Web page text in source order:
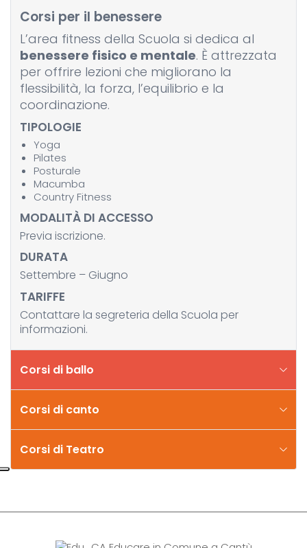
Corsi per il benessere
L’area fitness della Scuola si dedica al
benessere fisico e mentale. È attrezzata
per offrire lezioni che migliorano la
flessibilità, la forza, l’equilibrio e la
coordinazione.
TIPOLOGIE
Yoga
Pilates
Posturale
Macumba
Country Fitness
MODALITÀ DI ACCESSO
Previa iscrizione.
DURATA
Settembre – Giugno
TARIFFE
Contattare la segreteria della Scuola per
informazioni.
Corsi di ballo
Corsi di canto
Corsi di Teatro